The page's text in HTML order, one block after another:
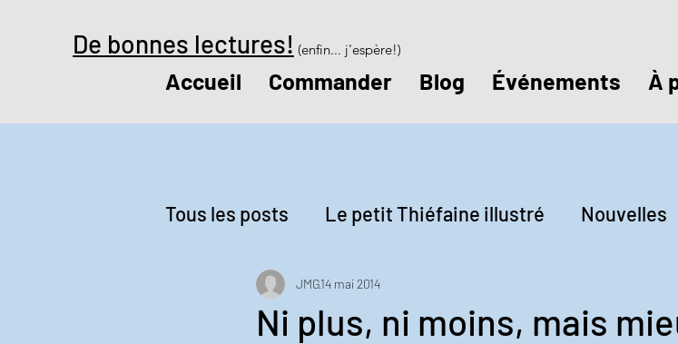
De bonnes lectures! (enfin... j'espère!)
Accueil Commander Blog Événements À
Tous les posts Le petit Thiéfaine illustré Nouvelles
Revue de presse
Ni plus, ni moins, mais
JMG14 mai 2014